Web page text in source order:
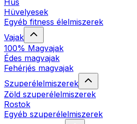
Hús
Hüvelyesek
Egyéb fitness élelmiszerek
Vajak
100% Magvajak
Édes magvajak
Fehérjés magvajak
Szuperélelmiszerek
Zöld szuperélelmiszerek
Rostok
Egyéb szuperélelmiszerek